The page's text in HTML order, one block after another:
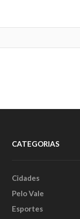
CATEGORIAS
Cidades
Pelo Vale
Esportes